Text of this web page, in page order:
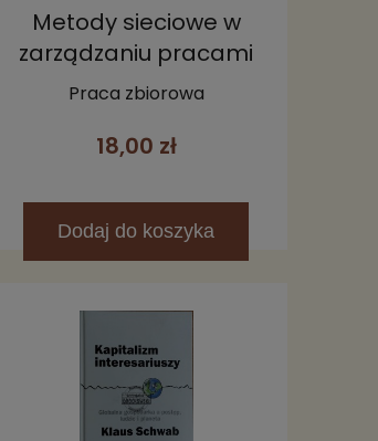
Metody sieciowe w
zarządzaniu pracami
badawczymi,
konstrucyjnymi
Praca zbiorowa
18,00 zł
Dodaj do koszyka